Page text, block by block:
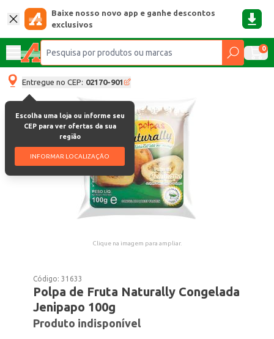
Baixe nosso novo app e ganhe descontos
exclusivos
0
Entregue no CEP: 02170-901
Escolha uma loja ou informe seu
CEP para ver ofertas da sua
região
INFORMAR LOCALIZAÇÃO
Clique na imagem para ampliar.
Código:31633
Polpa de Fruta Naturally Congelada
Jenipapo 100g
Produto indisponível